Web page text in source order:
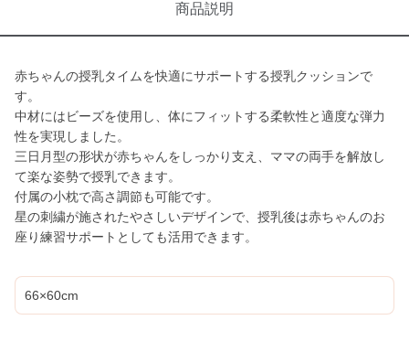
商品説明
赤ちゃんの授乳タイムを快適にサポートする授乳クッションで
す。
中材にはビーズを使用し、体にフィットする柔軟性と適度な弾力
性を実現しました。
三日月型の形状が赤ちゃんをしっかり支え、ママの両手を解放し
て楽な姿勢で授乳できます。
付属の小枕で高さ調節も可能です。
星の刺繍が施されたやさしいデザインで、授乳後は赤ちゃんのお
座り練習サポートとしても活用できます。
66×60cm